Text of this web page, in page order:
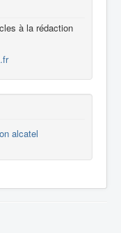
à la rédaction
alcatel